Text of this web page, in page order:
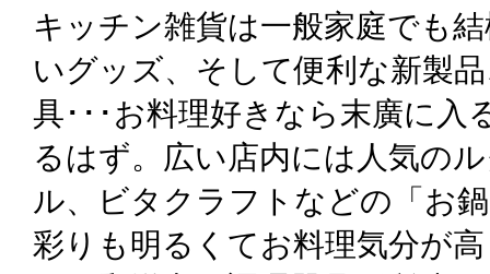
キッチン雑貨は一般家庭でも
いグッズ、そして便利な新製
具･･･お料理好きなら末廣に入
るはず。広い店内には人気の
ル、ビタクラフトなどの「お
彩りも明るくてお料理気分が